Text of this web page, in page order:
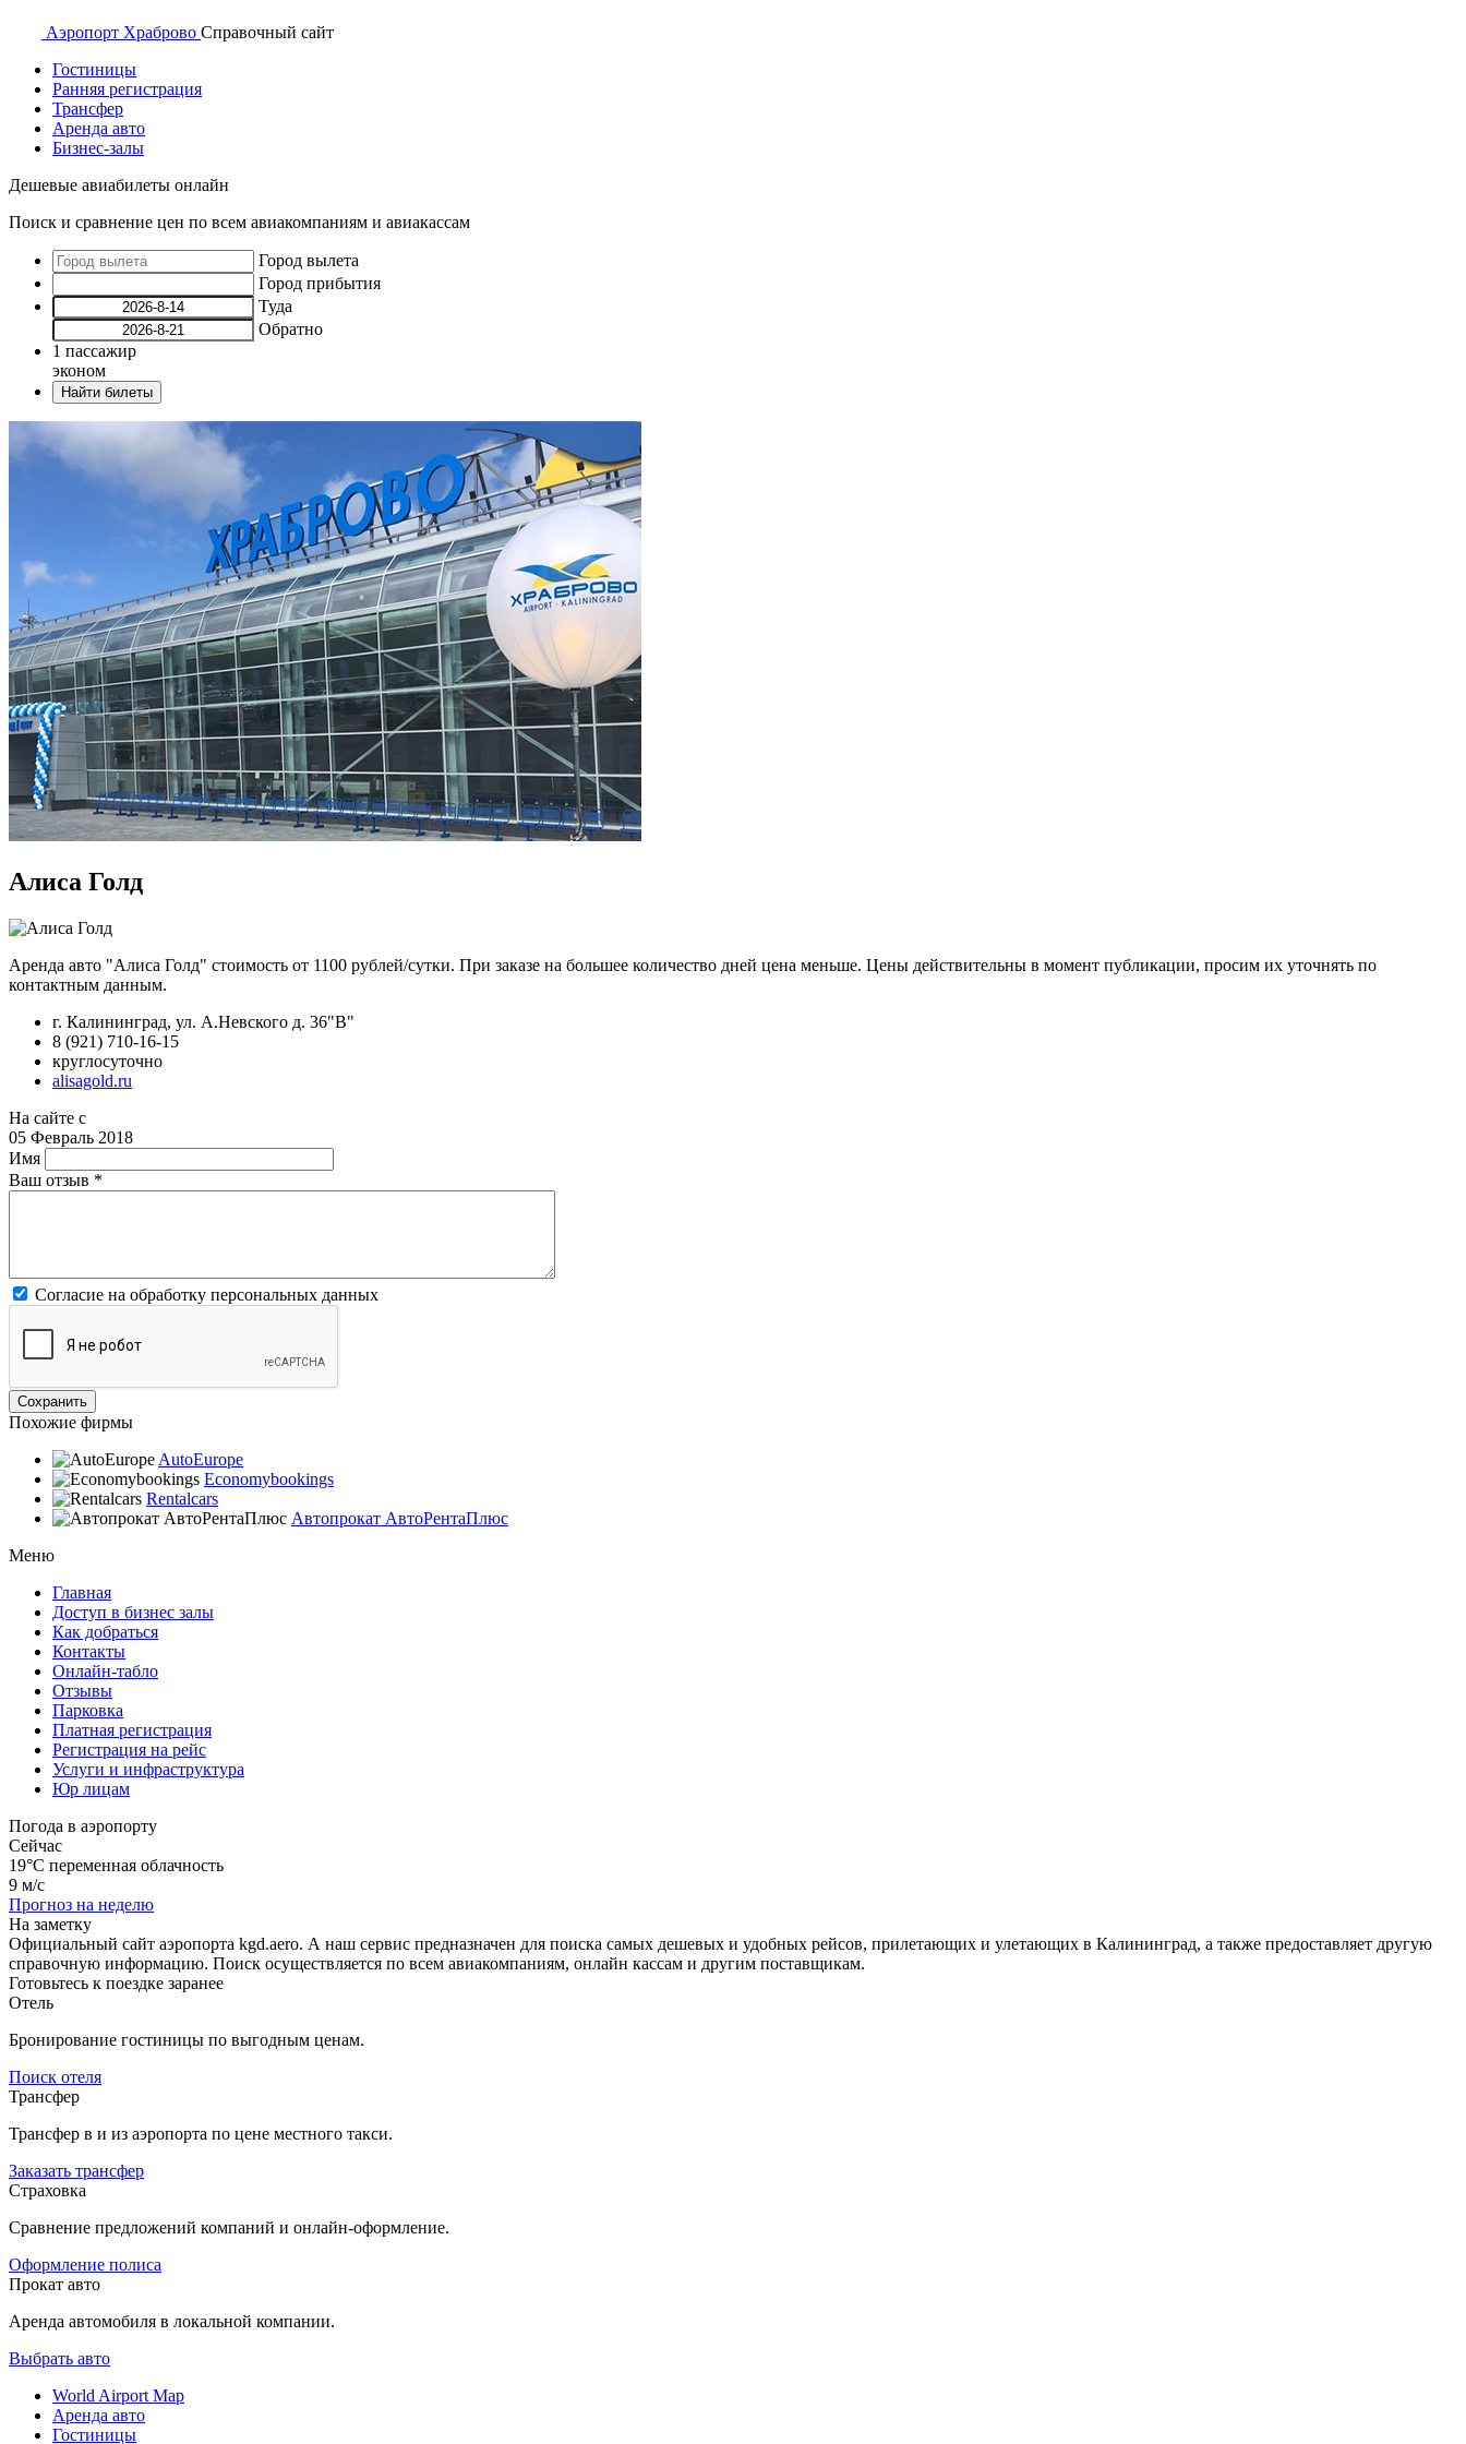
Аэропорт Храброво Справочный сайт
Гостиницы
Ранняя регистрация
Трансфер
Аренда авто
Бизнес-залы
Дешевые авиабилеты онлайн
Поиск и сравнение цен по всем авиакомпаниям и авиакассам
Город вылета
Город прибытия
Туда
Обратно
1 пассажир
эконом
Найти билеты
Алиса Голд
Аренда авто "Алиса Голд" стоимость от 1100 рублей/сутки. При заказе на большее количество дней цена меньше. Цены действительны в момент публикации, просим их уточнять по
контактным данным.
г. Калининград, ул. А.Невского д. 36"В"
8 (921) 710-16-15
круглосуточно
alisagold.ru
На сайте с
05 Февраль 2018
Имя
Ваш отзыв *
Согласие на обработку персональных данных
Похожие фирмы
AutoEurope
Economybookings
Rentalcars
Автопрокат АвтоРентаПлюс
Меню
Главная
Доступ в бизнес залы
Как добраться
Контакты
Онлайн-табло
Отзывы
Парковка
Платная регистрация
Регистрация на рейс
Услуги и инфраструктура
Юр лицам
Погода в аэропорту
Сейчас
19°C переменная облачность
9 м/с
Прогноз на неделю
На заметку
Официальный сайт аэропорта kgd.aero. А наш сервис предназначен для поиска самых дешевых и удобных рейсов, прилетающих и улетающих в Калининград, а также предоставляет другую
справочную информацию. Поиск осуществляется по всем авиакомпаниям, онлайн кассам и другим поставщикам.
Готовьтесь к поездке заранее
Отель
Бронирование гостиницы по выгодным ценам.
Поиск отеля
Трансфер
Трансфер в и из аэропорта по цене местного такси.
Заказать трансфер
Страховка
Сравнение предложений компаний и онлайн-оформление.
Оформление полиса
Прокат авто
Аренда автомобиля в локальной компании.
Выбрать авто
World Airport Map
Аренда авто
Гостиницы